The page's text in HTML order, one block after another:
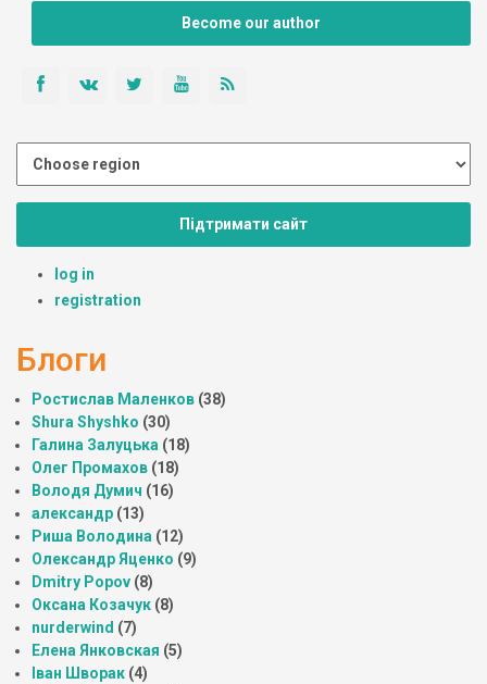
Become our author
Підтримати сайт
log in
registration
Блоги
Ростислав Маленков (38)
Shura Shyshko (30)
Галина Залуцька (18)
Олег Промахов (18)
Володя Думич (16)
александр (13)
Риша Володина (12)
Олександр Яценко (9)
Dmitry Popov (8)
Оксана Козачук (8)
nurderwind (7)
Елена Янковская (5)
Іван Шворак (4)